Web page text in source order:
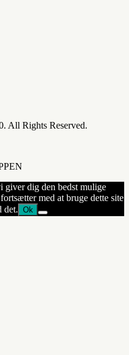
All Rights Reserved.
giver dig den bedst mulige
med at bruge dette site
det. Ok